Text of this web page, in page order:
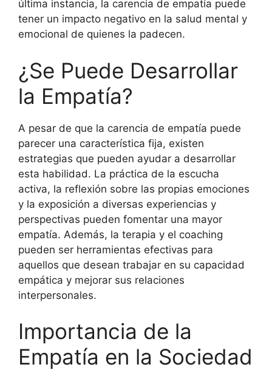
última instancia, la carencia de empatía puede
tener un impacto negativo en la salud mental y
emocional de quienes la padecen.
¿Se Puede Desarrollar
la Empatía?
A pesar de que la carencia de empatía puede
parecer una característica fija, existen
estrategias que pueden ayudar a desarrollar
esta habilidad. La práctica de la escucha
activa, la reflexión sobre las propias emociones
y la exposición a diversas experiencias y
perspectivas pueden fomentar una mayor
empatía. Además, la terapia y el coaching
pueden ser herramientas efectivas para
aquellos que desean trabajar en su capacidad
empática y mejorar sus relaciones
interpersonales.
Importancia de la
Empatía en la Sociedad